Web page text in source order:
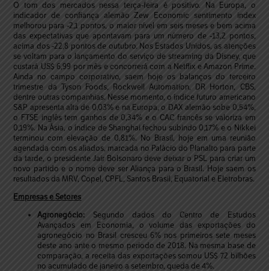
O tom dos mercados nessa terça-feira é positivo. Na Europa, o
indicador de confiança alemão Zew Economic sentimento index
melhorou para -2,1 pontos, o maior nível em seis meses e bem acima
das expectativas que apontavam para um número de -13,2 pontos,
acima dos -22,8 pontos de outubro. Nos Estados Unidos, as atenções
se voltam para o lançamento do serviço de streaming da Disney, que
custará US$ 6,99 por mês e concorrerá com a Netflix e Amazon Prime.
Ainda no campo corporativo, saem hoje os balanços do terceiro
trimestre da Tyson Foods, Rockwell Automation, DR Horton, CBS,
dentre outras companhias. Nesse momento, o índice futuro americano
S&P apresenta alta de 0,03% e na Europa, o DAX alemão sobe 0,54%,
o FTSE inglês tem ganhos de 0,34% e o CAC francês se valoriza em
0,19%. Na Ásia, o índice de Shanghai fechou subindo 0,17% e o Nikkei
terminou com elevação de 0,81%. No Brasil, hoje em uma reunião
agendada com os aliados, marcada no Palácio do Planalto para parte
da tarde, o presidente Jair Bolsonaro deve deixar o PSL para criar um
novo partido e o nome deve ser Aliança para o Brasil. Hoje saem os
resultados da MRV, Copel, CPFL, Santos Brasil, Equatorial e Eletrobras.
Empresas e Setores
Agronegócio: Segundo dados do Centro de Estudos
Avançados em Economia, o volume das exportações do
agronegócio no Brasil cresceu 6% nos primeiros sete meses
deste ano ante o mesmo período de 2018. Na mesma base de
comparação, a receita das exportações somou US$ 72 bilhões
no acumulado de janeiro a setembro, queda de 4%.